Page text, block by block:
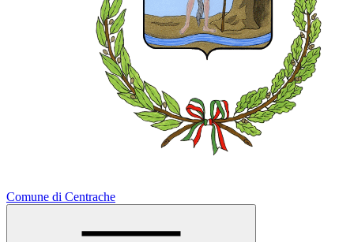
Comune di Centrache